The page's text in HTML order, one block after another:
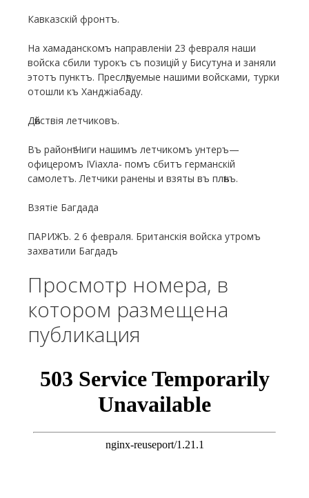
Кавказскій фронтъ.
На хамаданскомъ направленіи 23 февраля наши
войска сбили турокъ съ позицій у Бисутуна и заняли
этотъ пунктъ. Преслѣдуемые нашими войсками, турки
отошли къ Ханджіабаду.
Дѣйствія летчиковъ.
Въ районѣ Чиги нашимъ летчикомъ унтеръ—
офицеромъ ІѴіахла- помъ сбитъ германскій
самолетъ. Летчики ранены и взяты въ плѣнъ.
Взятіе Багдада
ПАРИЖЪ. 2 6 февраля. Британскія войска утромъ
захватили Багдадъ
Просмотр номера, в
котором размещена
публикация